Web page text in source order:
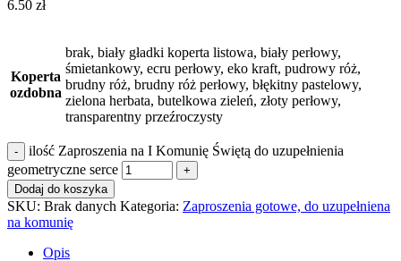
6.50 zł
Koperta
ozdobna
brak, biały gładki koperta listowa, biały perłowy,
śmietankowy, ecru perłowy, eko kraft, pudrowy róż,
brudny róż, brudny róż perłowy, błękitny pastelowy,
zielona herbata, butelkowa zieleń, złoty perłowy,
transparentny przeźroczysty
ilość Zaproszenia na I Komunię Świętą do uzupełnienia
geometryczne serce
Dodaj do koszyka
SKU: Brak danych Kategoria: Zaproszenia gotowe, do uzupełniena
na komunię
Opis